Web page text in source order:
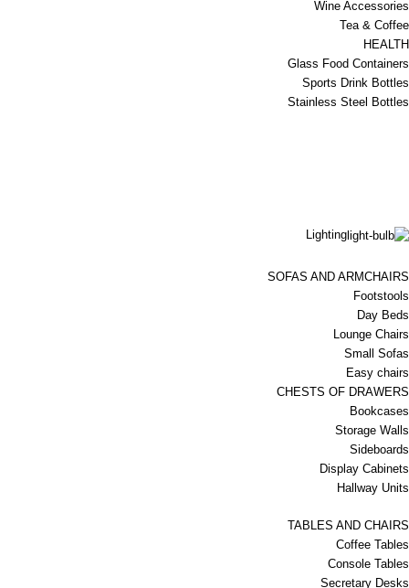
Wine Accessories
Tea & Coffee
HEALTH
Glass Food Containers
Sports Drink Bottles
Stainless Steel Bottles
Lighting
SOFAS AND ARMCHAIRS
Footstools
Day Beds
Lounge Chairs
Small Sofas
Easy chairs
CHESTS OF DRAWERS
Bookcases
Storage Walls
Sideboards
Display Cabinets
Hallway Units
TABLES AND CHAIRS
Coffee Tables
Console Tables
Secretary Desks